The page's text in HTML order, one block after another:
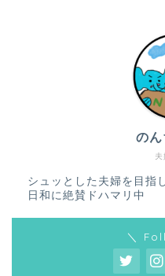
のん
シュッとした夫婦を目指
日和に絶賛ドハマリ中
＼